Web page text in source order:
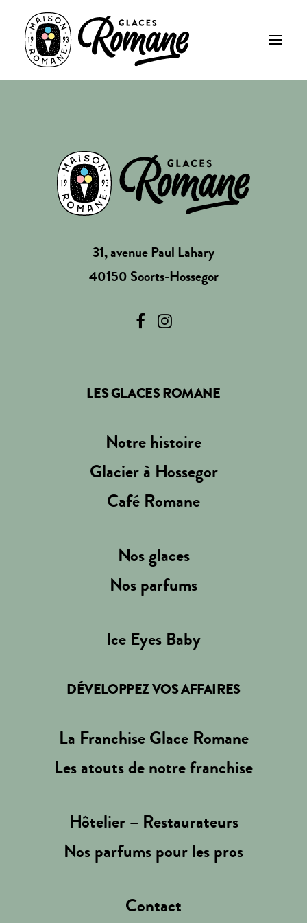
31, avenue Paul Lahary
40150 Soorts-Hossegor
LES GLACES ROMANE
Notre histoire
Glacier à Hossegor
Café Romane
Nos glaces
Nos parfums
Ice Eyes Baby
DÉVELOPPEZ VOS AFFAIRES
La Franchise Glace Romane
Les atouts de notre franchise
Hôtelier – Restaurateurs
Nos parfums pour les pros
Contact